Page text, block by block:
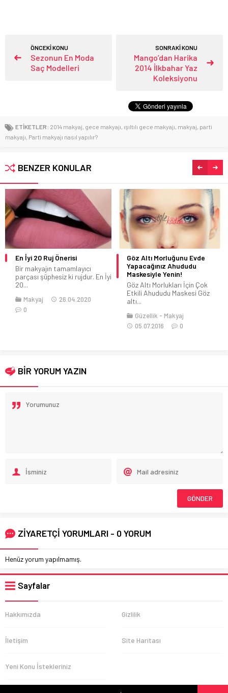
ÖNCEKİ KONU
Sezonun En Moda
Saç Modelleri
SONRAKİ KONU
Mango’dan Harika
2014 İlkbahar Yaz
Koleksiyonu
ETİKETLER: 2014 makyaj, gece makyajı, ışıltılı gece makyajı, makyaj, parti
makyajı, Parti makyajı nasıl yapılır?
BENZER KONULAR
En İyi 20 Ruj Önerisi
Bir makyajın tamamlayıcı
parçası şüphesiz ki rujdur. En İyi
20...
Makyaj
26.04.2020
0
Göz Altı Morluğunu Evde
Yapacağınız Ahududu
Maskesiyle Yenin!
Göz Altı Morlukları İçin Çok
Etkili Ahududu Maskesi Göz
altı...
Güzellik
Makyaj
05.07.2016
0
BİR YORUM YAZIN
ZİYARETÇİ YORUMLARI - 0 YORUM
Henüz yorum yapılmamış.
Sayfalar
Hakkımızda Gizlilik
İletişim Site Haritası
Yeni Konu İstekleriniz